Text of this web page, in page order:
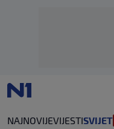
NAJNOVIJEVIJESTISVIJET